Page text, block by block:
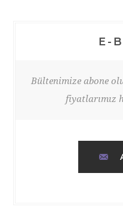
E-
Bültenimize abone
fiyatlarımız